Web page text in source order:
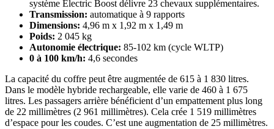
système Electric Boost délivre 23 chevaux supplémentaires.
Transmission: automatique à 9 rapports
Dimensions: 4,96 m x 1,92 m x 1,49 m
Poids: 2 045 kg
Autonomie électrique: 85-102 km (cycle WLTP)
0 à 100 km/h: 4,6 secondes
La capacité du coffre peut être augmentée de 615 à 1 830 litres.
Dans le modèle hybride rechargeable, elle varie de 460 à 1 675
litres. Les passagers arrière bénéficient d’un empattement plus long
de 22 millimètres (2 961 millimètres). Cela crée 1 519 millimètres
d’espace pour les coudes. C’est une augmentation de 25 millimètres.